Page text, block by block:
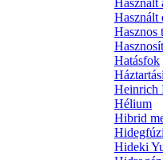
Használt
Hasznos
Hatásfok
Heinrich
Hélium
Hibrid
Hideki